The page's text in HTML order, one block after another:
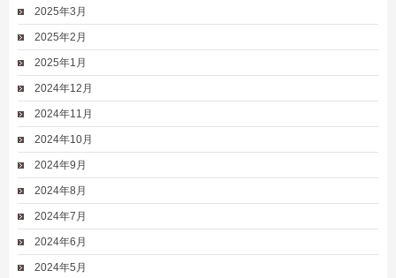
2025年3月
2025年2月
2025年1月
2024年12月
2024年11月
2024年10月
2024年9月
2024年8月
2024年7月
2024年6月
2024年5月